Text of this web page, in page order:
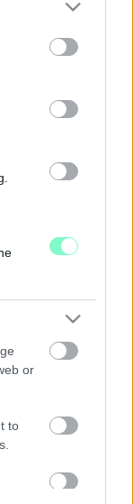
may click to
party tags to
below Google
or
to
ám a
nyílt levelét.
OKOT,
AZ UNIÓS
tartózkodás
tudná-e
2024
A
ÁLLT
képviselők